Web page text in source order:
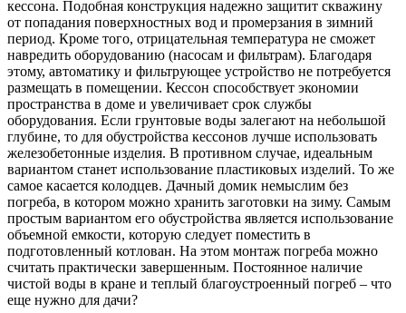
кессона. Подобная конструкция надежно защитит скважину
от попадания поверхностных вод и промерзания в зимний
период. Кроме того, отрицательная температура не сможет
навредить оборудованию (насосам и фильтрам). Благодаря
этому, автоматику и фильтрующее устройство не потребуется
размещать в помещении. Кессон способствует экономии
пространства в доме и увеличивает срок службы
оборудования. Если грунтовые воды залегают на небольшой
глубине, то для обустройства кессонов лучше использовать
железобетонные изделия. В противном случае, идеальным
вариантом станет использование пластиковых изделий. То же
самое касается колодцев. Дачный домик немыслим без
погреба, в котором можно хранить заготовки на зиму. Самым
простым вариантом его обустройства является использование
объемной емкости, которую следует поместить в
подготовленный котлован. На этом монтаж погреба можно
считать практически завершенным. Постоянное наличие
чистой воды в кране и теплый благоустроенный погреб – что
еще нужно для дачи?